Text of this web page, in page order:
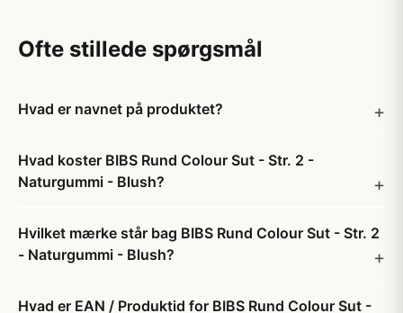
Ofte stillede spørgsmål
Hvad er navnet på produktet?
Hvad koster BIBS Rund Colour Sut - Str. 2 -
Naturgummi - Blush?
Hvilket mærke står bag BIBS Rund Colour Sut - Str. 2
- Naturgummi - Blush?
Hvad er EAN / Produktid for BIBS Rund Colour Sut -